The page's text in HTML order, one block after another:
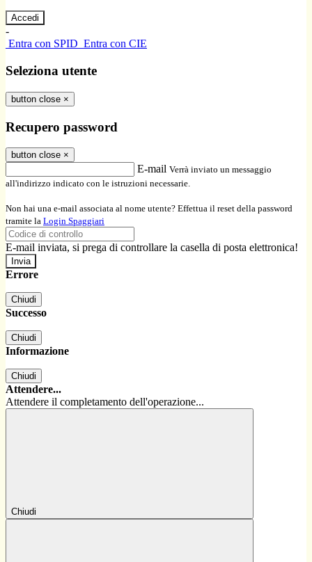
-
Entra con SPID Entra con CIE
Seleziona utente
button close ×
Recupero password
button close ×
E-mail Verrà inviato un messaggio
all'indirizzo indicato con le istruzioni necessarie.
Non hai una e-mail associata al nome utente? Effettua il reset della password
tramite la Login Spaggiari
E-mail inviata, si prega di controllare la casella di posta elettronica!
Errore
Chiudi
Successo
Chiudi
Informazione
Chiudi
Attendere...
Attendere il completamento dell'operazione...
Chiudi